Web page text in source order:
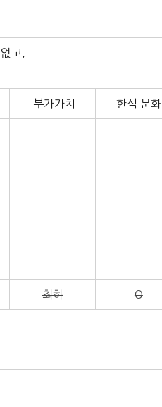
고,
부가가치 한식 문화
최하 O